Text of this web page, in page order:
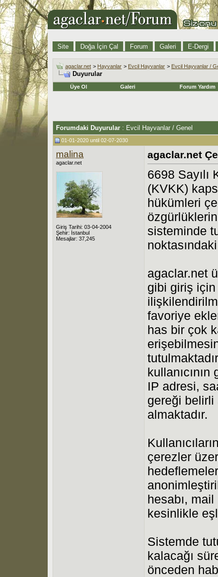
Site Doğa İçin Çal Forum Galeri E-Dergi
agaclar.net > Hayvanlar > Evcil Hayvanlar > Evcil Hayvanlar /
Duyurular
Üye Ol Galeri Forum Yardım
Forumdaki Duyurular : Evcil Hayvanlar / Genel
01-01-2020 until 02-07-2030
malina
agaclar.net
Giriş Tarihi: 03-04-2004
Şehir: İstanbul
Mesajlar: 37,245
agaclar.net
6698 Sayılı
(KVKK)
hükümleri
sisteminde
agaclar.net
gibi giriş için
favoriye
has bir çok
IP adresi,
gereği belirli
almaktadır.
çerezler
hesabı,
kesinlikle
Sistemde
kalacağı
önceden